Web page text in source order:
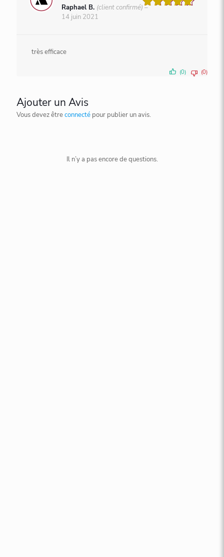
Raphael B. (client confirmé) –
14 juin 2021
très efficace
(0) (0)
Ajouter un Avis
Vous devez êtreconnecté pour publier un avis.
Il n’y a pas encore de questions.